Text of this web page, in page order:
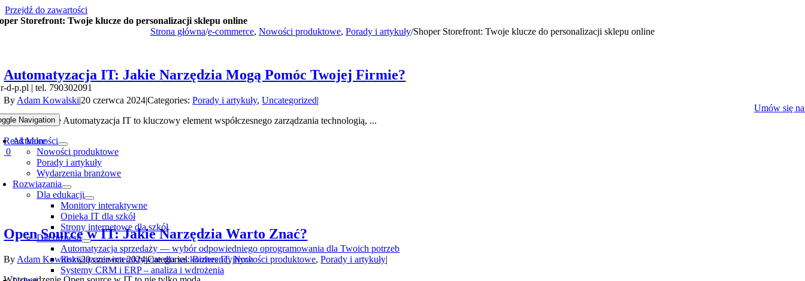
Przejdź do zawartości
d-p.pl | tel. 790302091
Umów się
Navigation
Aktualności
Nowości produktowe
Porady i artykuły
Wydarzenia branżowe
Rozwiązania
Dla edukacji
Monitory interaktywne
Opieka IT dla szkół
Strony internetowe dla szkół
Dla biznesu
Automatyzacja sprzedaży — wybór odpowiedniego oprogramowania dla Twoich potrzeb
Rozwiązania interaktywne dla sal konferencyjnych
Systemy CRM i ERP – analiza i wdrożenia
Storefront: Twoje klucze do personalizacji sklepu online
Strona główna/e-commerce, Nowości produktowe, Porady i artykuły/Shoper Storefront: Twoje klucze do personalizacji sklepu online
Automatyzacja IT: Jakie Narzędzia Mogą Pomóc Twojej Firmie?
By Adam Kowalski|20 czerwca 2024|Categories:Porady i artykuły,Uncategorized|
Wprowadzenie Automatyzacja IT to kluczowy element współczesnego zarządzania technologią, ...
Read More
0
Open Source w IT: Jakie Narzędzia Warto Znać?
By Adam Kowalski|20 czerwca 2024|Categories:Biznes IT,Nowości produktowe,Porady i artykuły|